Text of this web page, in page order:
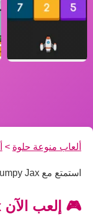
ألعاب منوعة حلوة >
استمتع مع Jumpy Jax, والتي تجدها فى قسم ألعاب اطفال